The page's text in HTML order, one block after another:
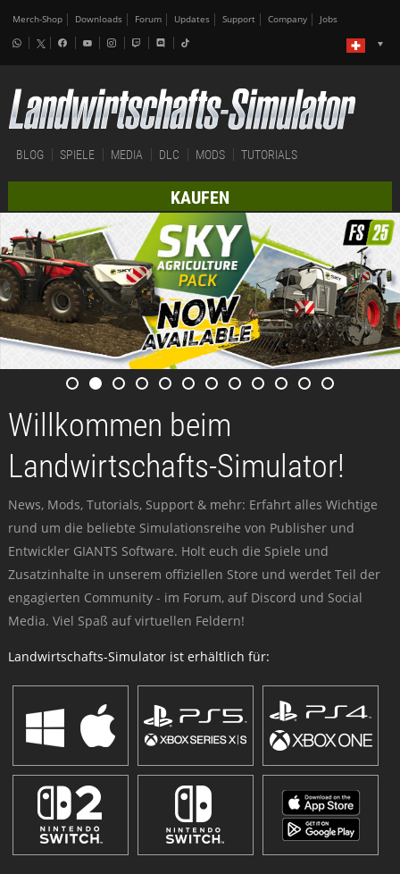
Merch-Shop Downloads Forum Updates Support Company Jobs
BLOG SPIELE MEDIA DLC MODS TUTORIALS
KAUFEN
Willkommen beim
Landwirtschafts-Simulator!
News, Mods, Tutorials, Support & mehr: Erfahrt alles Wichtige
rund um die beliebte Simulationsreihe von Publisher und
Entwickler GIANTS Software. Holt euch die Spiele und
Zusatzinhalte in unserem offiziellen Store und werdet Teil der
engagierten Community - im Forum, auf Discord und Social
Media. Viel Spaß auf virtuellen Feldern!
Landwirtschafts-Simulator ist erhältlich für: